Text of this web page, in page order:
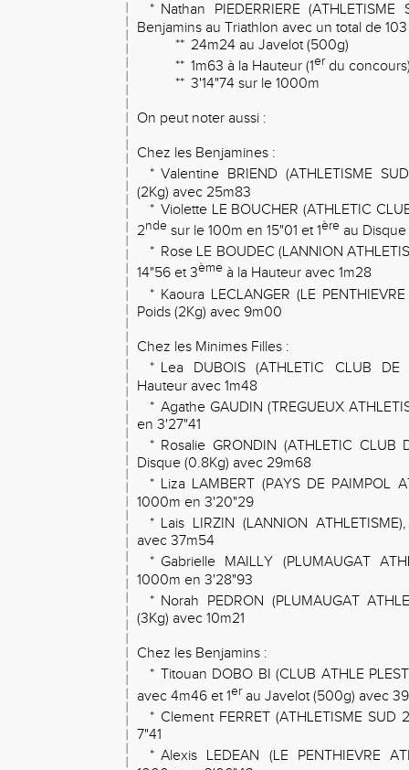
* Nathan PIEDERRIERE
Benjamins au Triathlon avec un total de
** 24m24 au Javelot (500g)
** 1m63 à la Hauteur (1er du
** 3'14"74 sur le 1000m
On peut noter aussi :
Chez les Benjamines :
* Valentine BRIEND (ATHLETISME
(2Kg) avec 25m83
* Violette LE BOUCHER (ATHLETIC
2nde sur le 100m en 15"01 et 1ère au
* Rose LE BOUDEC (LANNION
14"56 et 3ème à la Hauteur avec 1m28
* Kaoura LECLANGER (LE
Poids (2Kg) avec 9m00
Chez les Minimes Filles :
* Lea DUBOIS (ATHLETIC CLUB DE
Hauteur avec 1m48
* Agathe GAUDIN (TREGUEUX
en 3'27"41
* Rosalie GRONDIN (ATHLETIC CLUB
Disque (0.8Kg) avec 29m68
* Liza LAMBERT (PAYS DE PAIMPOL
1000m en 3'20"29
* Lais LIRZIN (LANNION
avec 37m54
* Gabrielle MAILLY (PLUMAUGAT
1000m en 3'28"93
* Norah PEDRON (PLUMAUGAT
(3Kg) avec 10m21
Chez les Benjamins :
* Titouan DOBO BI (CLUB ATHLE
avec 4m46 et 1er au Javelot (500g) avec
* Clement FERRET (ATHLETISME SUD
7"41
* Alexis LEDEAN (LE PENTHIEVRE